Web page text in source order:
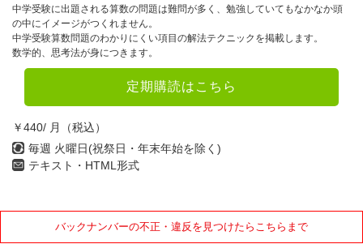
中学受験に出題される算数の問題は難問が多く、勉強していてもなかなか頭
の中にイメージがつくれません。
中学受験算数問題のわかりにくい項目の解法テクニックを掲載します。
数学的、思考法が身につきます。
定期購読はこちら
￥440/ 月（税込）
毎週 火曜日(祝祭日・年末年始を除く)
テキスト・HTML形式
バックナンバーの不正・違反を見つけたらこちらまで